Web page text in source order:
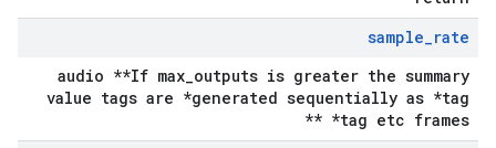
sample_rate
audio **If max_outputs is greater the summary
value tags are *generated sequentially as *tag
*tag etc frames **